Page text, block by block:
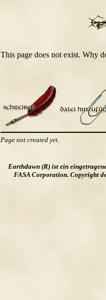
This page does not exist. Why
Page not created yet.
Earthdawn (R) ist ein
FASA Corporation. Copyright